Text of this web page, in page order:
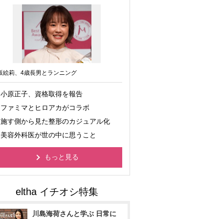
絵莉、4歳長男とランニング
小原正子、資格取得を報告
ファミマとヒロアカがコラボ
施す側から見た整形のカジュアル化
美容外科医が世の中に思うこと
もっと見る
川島海荷さんと学ぶ 日常に